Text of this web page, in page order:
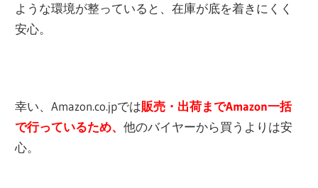
ような環境が整っていると、在庫が底を着きにくく
安心。
幸い、Amazon.co.jpでは販売・出荷までAmazon一括
で行っているため、他のバイヤーから買うよりは安
心。